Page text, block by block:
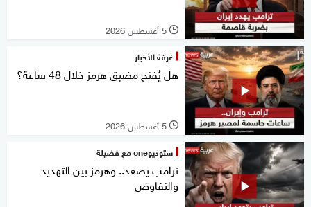
l 5 أغسطس 2026
غرفة الأخبار
هل يُفتح مضيق هرمز خلال 48 ساعة؟
l 5 أغسطس 2026
ستوديوone مع فضيلة
ترامب يصعد.. وهرمز بين التهديد
والتفاوض